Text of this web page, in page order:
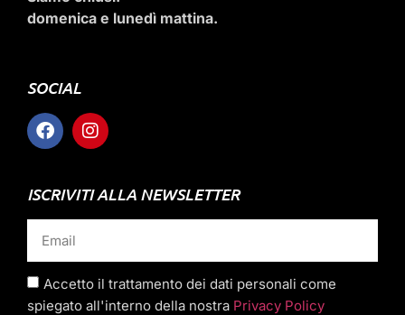
domenica e lunedì mattina.
SOCIAL
ISCRIVITI ALLA NEWSLETTER
Accetto il trattamento dei dati personali come
spiegato all'interno della nostra Privacy Policy